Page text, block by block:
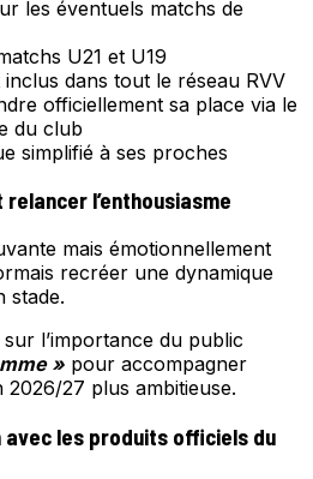
les éventuels matchs de
U21 et U19
dans tout le réseau RVV
officiellement sa place via le
du club
simplifié à ses proches
l’enthousiasme
mais émotionnellement
recréer une dynamique
stade.
sur l’importance du public
» pour accompagner
2026/27 plus ambitieuse.
avec les produits officiels du